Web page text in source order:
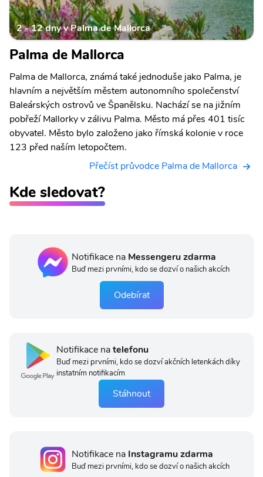
2 - 12 dny v Palma de Mallorca
Palma de Mallorca
Palma de Mallorca, známá také jednoduše jako Palma, je
hlavním a největším městem autonomního společenství
Baleárských ostrovů ve Španělsku. Nachází se na jižním
pobřeží Mallorky v zálivu Palma. Město má přes 401 tisíc
obyvatel. Město bylo založeno jako římská kolonie v roce
123 před naším letopočtem.
Přečíst průvodce Palma de Mallorca
Kde sledovat?
Notifikace na Messengeru zdarma
Buď mezi prvními, kdo se dozví o našich akcích
Odebírat
Notifikace natelefonu
Buď mezi prvními, kdo se dozví akčních letenkách díky
instatním notifikacím
Stáhnout
Notifikace na Instagramu zdarma
Buď mezi prvními, kdo se dozví o našich akcích